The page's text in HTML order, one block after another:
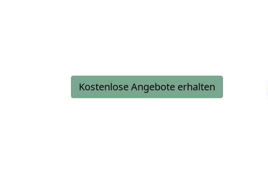
Kostenlose Angebote erhalten